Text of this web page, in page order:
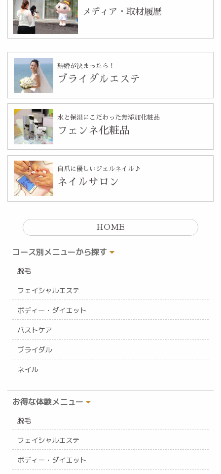
HOME
コース別メニューから探す
脱毛
フェイシャルエステ
ボディー・ダイエット
バストケア
ブライダル
ネイル
お得な体験メニュー
脱毛
フェイシャルエステ
ボディー・ダイエット
メディア・取材履歴
結婚が決まったら！
ブライダルエステ
水と保湿にこだわった無添加化粧品
フェンネ化粧品
自爪に優しいジェルネイル♪
ネイルサロン